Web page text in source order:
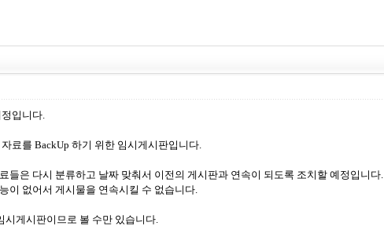
입니다.
료를 BackUp 하기 위한 임시게시판입니다.
들은 다시 분류하고 날짜 맞춰서 이전의 게시판과 연속이 되도록 조치할 예정입니다.
이 없어서 게시물을 연속시킬 수 없습니다.
시게시판이므로 볼 수만 있습니다.